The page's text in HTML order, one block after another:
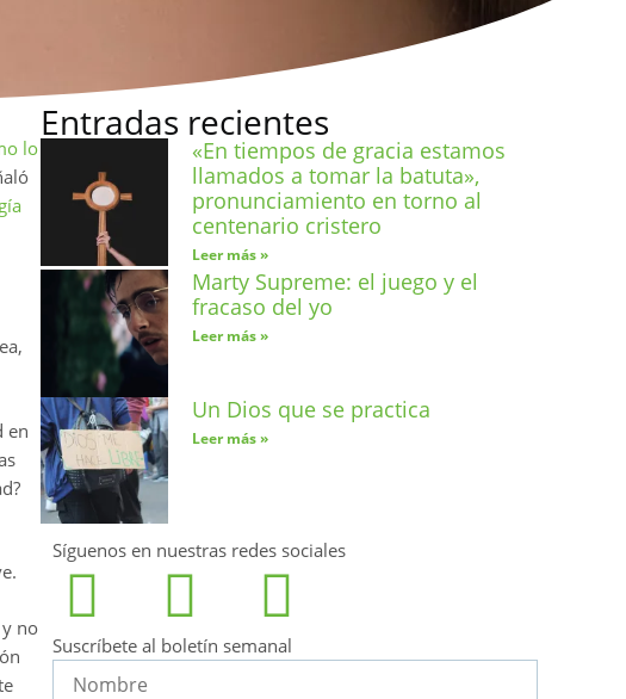
lo
en
no
Entradas recientes
«En tiempos de gracia estamos
llamados a tomar la batuta»,
pronunciamiento en torno al
centenario cristero
Leer más »
Marty Supreme: el juego y el
fracaso del yo
Leer más »
Un Dios que se practica
Leer más »
Síguenos en nuestras redes sociales
Suscríbete al boletín semanal